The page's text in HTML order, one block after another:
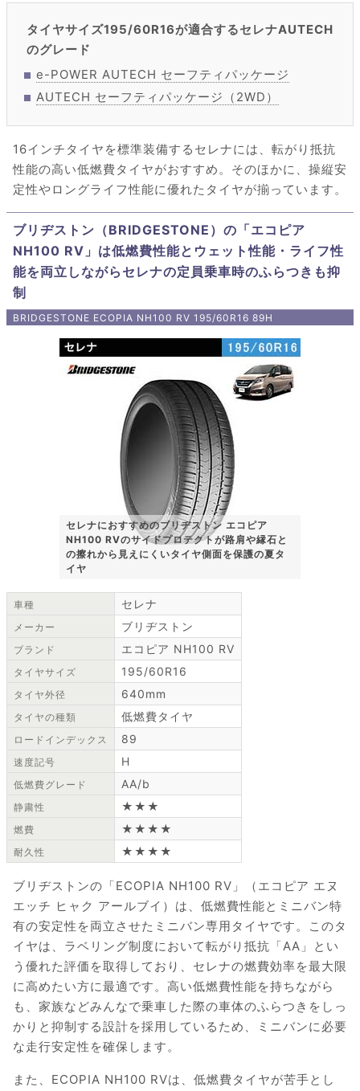
タイヤサイズ195/60R16が適合するセレナAUTECH
のグレード
e-POWER AUTECH セーフティパッケージ
AUTECH セーフティパッケージ（2WD）
16インチタイヤを標準装備するセレナには、転がり抵抗
性能の高い低燃費タイヤがおすすめ。そのほかに、操縦安
定性やロングライフ性能に優れたタイヤが揃っています。
ブリヂストン（BRIDGESTONE）の「エコピア
NH100 RV」は低燃費性能とウェット性能・ライフ性
能を両立しながらセレナの定員乗車時のふらつきも抑
制
BRIDGESTONE ECOPIA NH100 RV 195/60R16 89H
セレナにおすすめのブリヂストン エコピア
NH100 RVのサイドプロテクトが路肩や縁石と
の擦れから見えにくいタイヤ側面を保護の夏タ
イヤ
車種 セレナ
メーカー ブリヂストン
ブランド エコピア NH100 RV
タイヤサイズ 195/60R16
タイヤ外径 640mm
タイヤの種類 低燃費タイヤ
ロードインデックス 89
速度記号 H
低燃費グレード AA/b
静粛性 ★★★
燃費 ★★★★
耐久性 ★★★★
ブリヂストンの「ECOPIA NH100 RV」（エコピア エヌ
エッチ ヒャク アールブイ）は、低燃費性能とミニバン特
有の安定性を両立させたミニバン専用タイヤです。このタ
イヤは、ラベリング制度において転がり抵抗「AA」とい
う優れた評価を取得しており、セレナの燃費効率を最大限
に高めたい方に最適です。高い低燃費性能を持ちながら
も、家族などみんなで乗車した際の車体のふらつきをしっ
かりと抑制する設計を採用しているため、ミニバンに必要
な走行安定性を確保します。
また、ECOPIA NH100 RVは、低燃費タイヤが苦手とし